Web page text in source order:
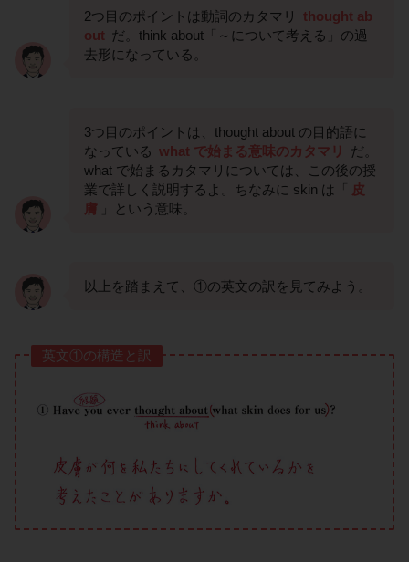
2つ目のポイントは動詞のカタマリ
thought ab
out
だ。think about「～について考える」の過
去形になっている。
3つ目のポイントは、thought about の目的語に
なっている what で始まる意味のカタマリ
だ。
what で始まるカタマリについては、この後の授
業で詳しく説明するよ。ちなみに skin は「 皮
膚
」という意味。
以上を踏まえて、①の英文の訳を見てみよう。
英文①の構造と訳